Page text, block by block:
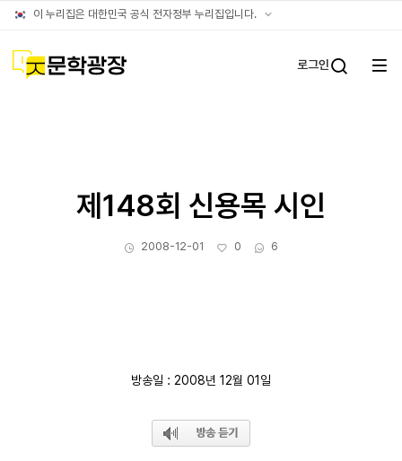
이 누리집은 대한민국 공식 전자정부 누리집입니다. 공식
문학광장 로그인
전체
제148회 신용목 시인
작성일
2008-12-01 좋아요
0 댓글수
6
방송일 : 2008년 12월 01일